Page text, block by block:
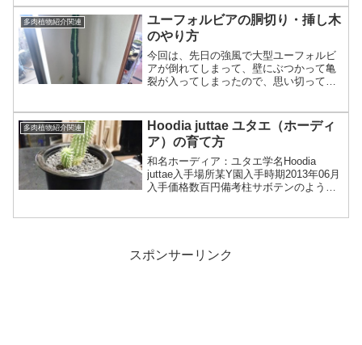
トロフィツムでお馴染みのカプト...
多肉植物紹介関連
ユーフォルビアの胴切り・挿し木
のやり方
今回は、先日の強風で大型ユーフォルビ
アが倒れてしまって、壁にぶつかって亀
裂が入ってしまったので、思い切って切
ク（Euphorbia ammak）です。たしか。
倒れた衝撃...
多肉植物紹介関連
Hoodia juttae ユタエ（ホーディ
ア）の育て方
和名ホーディア：ユタエ学名Hoodia
juttae入手場所某Y園入手時期2013年06月
入手価格数百円備考柱サボテンのようで
スポンサーリンク